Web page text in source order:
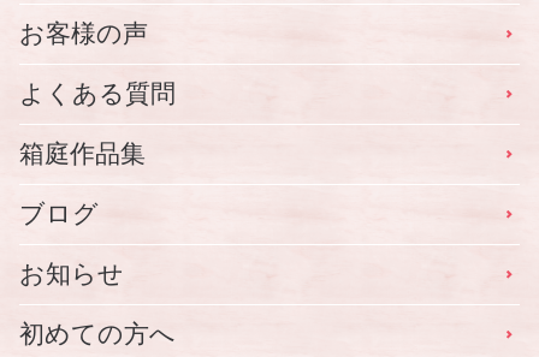
お客様の声
よくある質問
箱庭作品集
ブログ
お知らせ
初めての方へ